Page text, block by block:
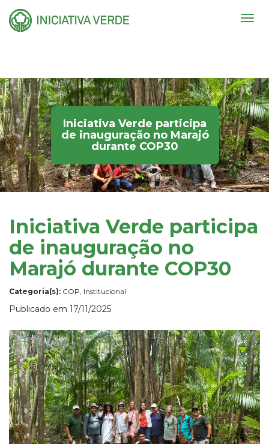
Iniciativa Verde participa
de inauguração no Marajó
durante COP30
Iniciativa Verde participa
de inauguração no
Marajó durante COP30
Categoria(s): COP, Institucional
Publicado em 17/11/2025